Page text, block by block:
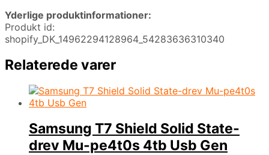
Yderlige produktinformationer:
Produkt id:
shopify_DK_14962294128964_54283636310340
Relaterede varer
Samsung T7 Shield Solid State-
drev Mu-pe4t0s 4tb Usb Gen